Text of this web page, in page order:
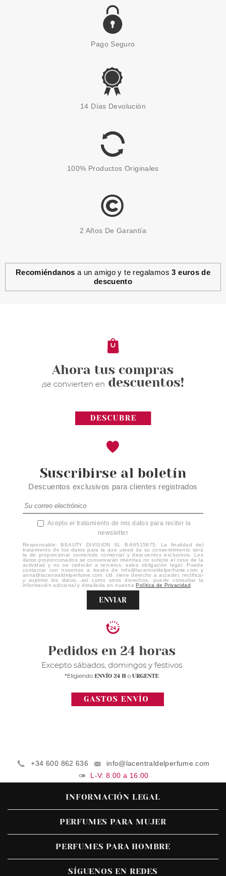
ESSENCE
PIGMENTACION COLOUR
1.55€
ESSENCE
1.69€
Pago Seguro
14 Días Devolución
100% Productos Originales
2 Años De Garantía
Recomiéndanos a un amigo y te regalamos3 euros de
descuento
Suscribirse al boletín
Descuentos exclusivos para clientes registrados
Acepto el tratamiento de mis datos para recibir la
newsletter
Responsable: BEAUTY DIVISION SL B-66515875. La finalidad del
tratamiento de los datos para la que usted da su consentimiento será
la de proporcionar contenido comercial y descuentos exclusivos. Los
datos proporcionados se conservarán mientras no solicite el cese de la
actividad y no se cederán a terceros, salvo obligación legal. Puede
contactar con nosotros a través de info@lacentraldelperfume.com y
anna@lacentraldelperfume.com. Ud. tiene derecho a acceder, rectificar
y suprimir los datos, así como otros derechos, puede consultar la
información adicional y detallada en nuestra Política de Privacidad .
ENVIAR
+34 600 862 636
info@lacentraldelperfume.com
L-V: 8:00 a 16:00
INFORMACIÓN LEGAL
PERFUMES PARA MUJER
PERFUMES PARA HOMBRE
SÍGUENOS EN REDES